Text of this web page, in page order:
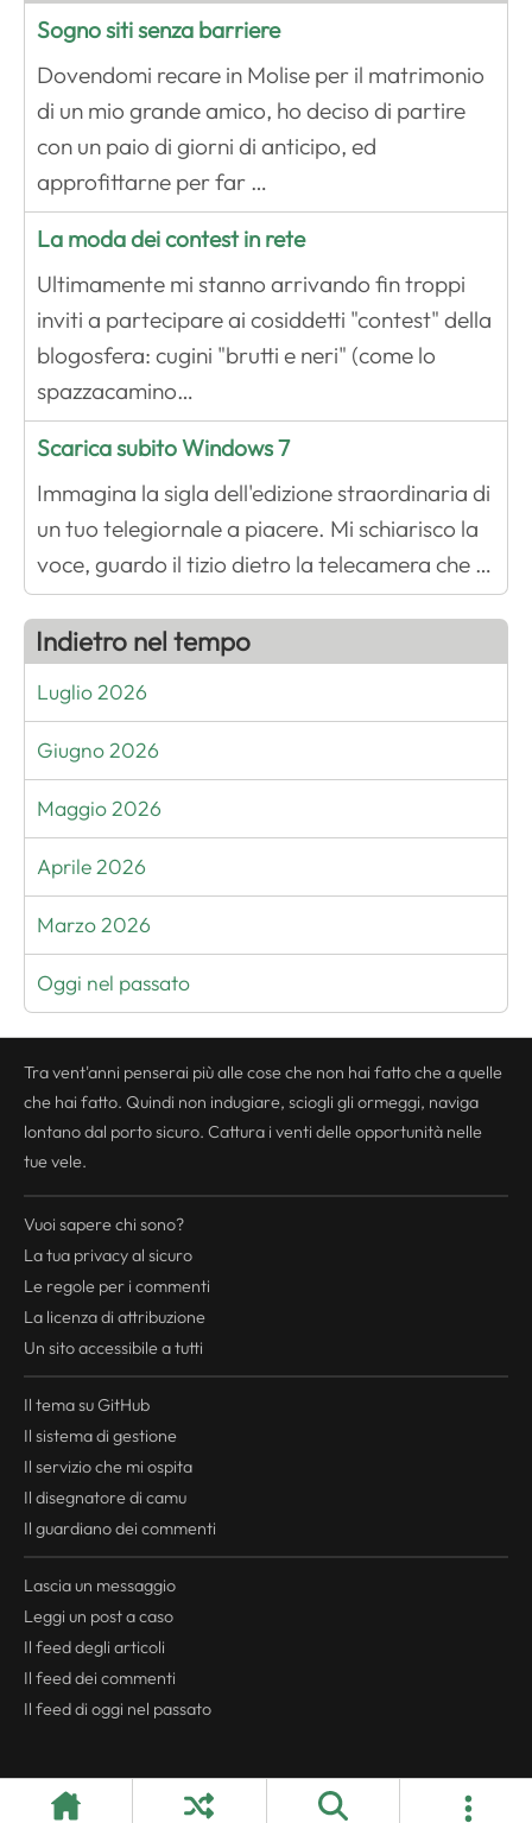
Sogno siti senza barriere
Dovendomi recare in Molise per il matrimonio
di un mio grande amico, ho deciso di partire
con un paio di giorni di anticipo, ed
approfittarne per far …
La moda dei contest in rete
Ultimamente mi stanno arrivando fin troppi
inviti a partecipare ai cosiddetti "contest" della
blogosfera: cugini "brutti e neri" (come lo
spazzacamino…
Scarica subito Windows 7
Immagina la sigla dell'edizione straordinaria di
un tuo telegiornale a piacere. Mi schiarisco la
voce, guardo il tizio dietro la telecamera che …
Indietro nel tempo
Luglio 2026
Giugno 2026
Maggio 2026
Aprile 2026
Marzo 2026
Oggi nel passato
Tra vent'anni penserai più alle cose che non hai fatto che a quelle
che hai fatto. Quindi non indugiare, sciogli gli ormeggi, naviga
lontano dal porto sicuro. Cattura i venti delle opportunità nelle
tue vele.
Vuoi sapere chi sono?
La tua privacyal sicuro
Le regole per i commenti
La licenza di attribuzione
Un sito accessibile a tutti
Il tema su GitHub
Il sistema di gestione
Il servizio che mi ospita
Il disegnatore di camu
Il guardiano dei commenti
Lascia un messaggio
Leggi un post a caso
Il feeddegli articoli
Il feeddei commenti
Il feeddi oggi nel passato